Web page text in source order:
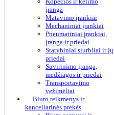
įranga
Matavimo įrankiai
Mechaniniai įrankiai
Pneumatiniai įrankiai,
įranga ir priedai
Statybiniai siurbliai ir jų
priedai
Suvirinimo įranga,
medžiagos ir priedai
Transportavimo
vežimėliai
Biuro reikmenys ir
kanceliarinės prekės